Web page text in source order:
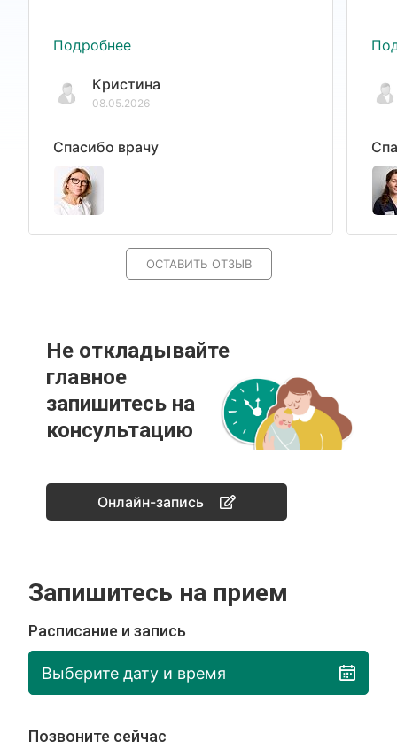
Подробнее
Кристина
08.05.2026
Спасибо врачу
ОСТАВИТЬ ОТЗЫВ
Не откладывайте
главное
запишитесь на
консультацию
Онлайн-запись
Запишитесь на прием
Расписание и запись
Выберите дату и время
Позвоните сейчас